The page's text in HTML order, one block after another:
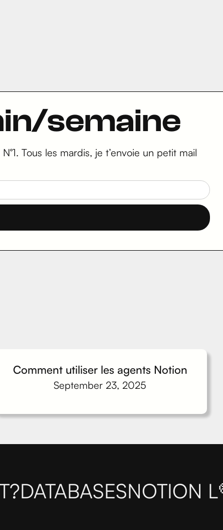
semaine
Tous les mardis, je t’envoie un petit mail
Comment utiliser les agents Notion
September 23, 2025
DATABASESNOTION